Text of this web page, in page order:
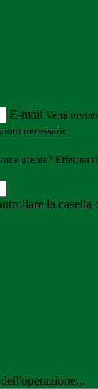
E-mail Verrà
necessarie.
utente? Effettua
la casella